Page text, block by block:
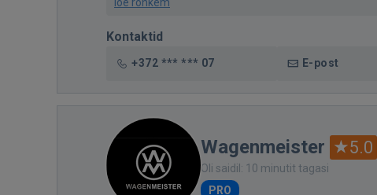
Kontaktid
+372 *** *** 07 E-post
Wagenmeister 5.0
Oli saidil: 10 minutit tagasi
PRO